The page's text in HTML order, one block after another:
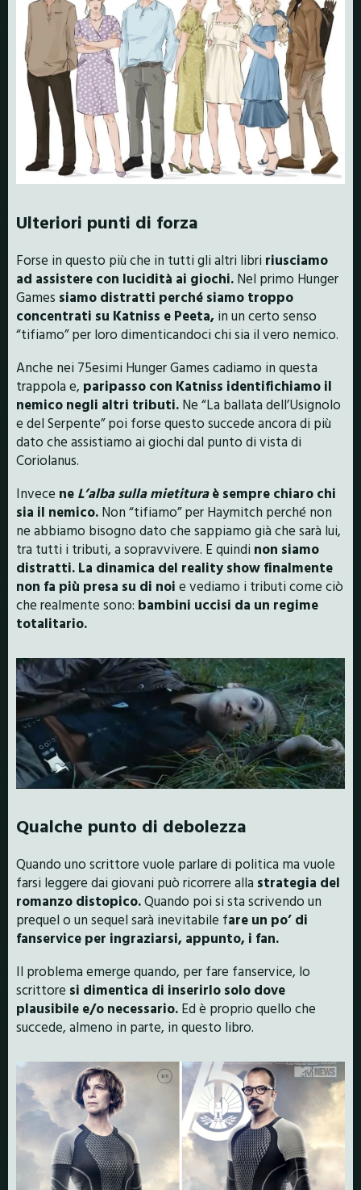
Ulteriori punti di forza
Forse in questo più che in tutti gli altri libri riusciamo
ad assistere con lucidità ai giochi. Nel primo Hunger
Games siamo distratti perché siamo troppo
concentrati su Katniss e Peeta, in un certo senso
“tifiamo” per loro dimenticandoci chi sia il vero nemico.
Anche nei 75esimi Hunger Games cadiamo in questa
trappola e, paripasso con Katniss identifichiamo il
nemico negli altri tributi. Ne “La ballata dell’Usignolo
e del Serpente” poi forse questo succede ancora di più
dato che assistiamo ai giochi dal punto di vista di
Coriolanus.
Invece ne L’alba sulla mietituraè sempre chiaro chi
sia il nemico. Non “tifiamo” per Haymitch perché non
ne abbiamo bisogno dato che sappiamo già che sarà lui,
tra tutti i tributi, a sopravvivere. E quindi non siamo
distratti. La dinamica del reality show finalmente
non fa più presa su di noi e vediamo i tributi come ciò
che realmente sono: bambini uccisi da un regime
totalitario.
Qualche punto di debolezza
Quando uno scrittore vuole parlare di politica ma vuole
farsi leggere dai giovani può ricorrere alla strategia del
romanzo distopico.Quando poi si sta scrivendo un
prequel o un sequel sarà inevitabile fare un po’ di
fanservice per ingraziarsi, appunto, i fan.
Il problema emerge quando, per fare fanservice, lo
scrittore si dimentica di inserirlo solo dove
plausibile e/o necessario. Ed è proprio quello che
succede, almeno in parte, in questo libro.